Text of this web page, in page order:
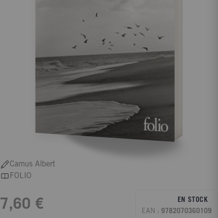
Camus Albert
FOLIO
7,60 €
EN STOCK
EAN : 9782070360109